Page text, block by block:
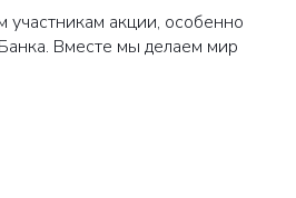
акции, особенно
Вместе мы делаем мир